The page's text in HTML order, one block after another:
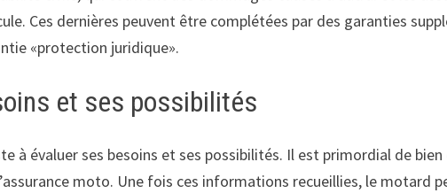
Ces dernières peuvent être complétées par des garanties
«protection juridique».
et ses possibilités
à évaluer ses besoins et ses possibilités. Il est primordial de bien
moto. Une fois ces informations recueillies, le motard